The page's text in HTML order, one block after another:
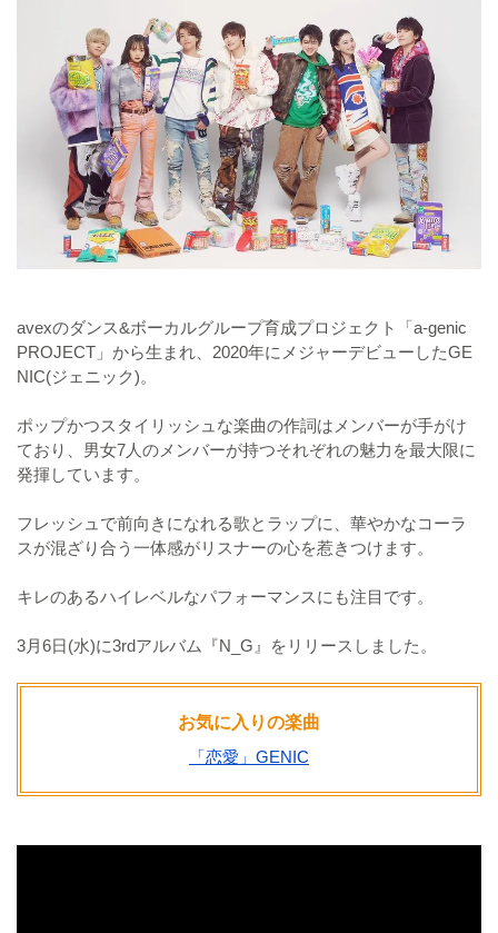
avexのダンス&ボーカルグループ育成プロジェクト「a-genic
PROJECT」から生まれ、2020年にメジャーデビューしたGE
NIC(ジェニック)。
ポップかつスタイリッシュな楽曲の作詞はメンバーが手がけ
ており、男女7人のメンバーが持つそれぞれの魅力を最大限に
発揮しています。
フレッシュで前向きになれる歌とラップに、華やかなコーラ
スが混ざり合う一体感がリスナーの心を惹きつけます。
キレのあるハイレベルなパフォーマンスにも注目です。
3月6日(水)に3rdアルバム『N_G』をリリースしました。
お気に入りの楽曲
「恋愛」GENIC